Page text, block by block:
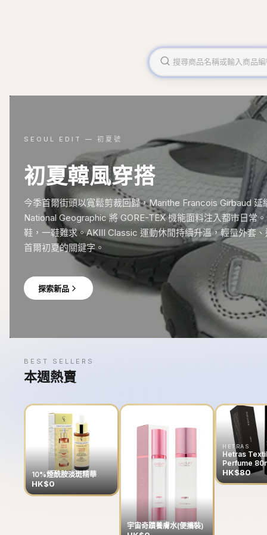
SEOUL EDIT — 初夏號
初夏韓風穿搭
今季首爾街頭以寬鬆剪裁回歸，Marithe Francois Girbaud 延
National Geographic 將 GORE-TEX 機能面料注入都市日常
鞋，一鞋難求。AKIII Classic 運動休閒持續升溫，輕量外套
首爾初夏的關鍵字。
探索新品
BEST SELLERS
本週熱賣
10%煙酰胺淡斑精華
HK$0
宇宙奇蹟養膚水(便攜裝)
HETRAS
Hetras
Perfume
HK$80